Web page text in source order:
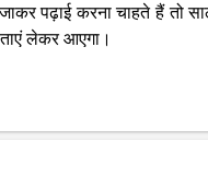
पढ़ाई करना चाहते हैं तो
लेकर आएगा।